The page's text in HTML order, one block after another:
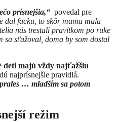
prísnejšia,“ povedal pre
dal facku, to skôr mama mala
nás trestali pravítkom po ruke
sa sťažoval, doma by som dostal
deti majú vždy najťažšiu
najprísnejšie pravidlá.
… mladším sa potom
režim